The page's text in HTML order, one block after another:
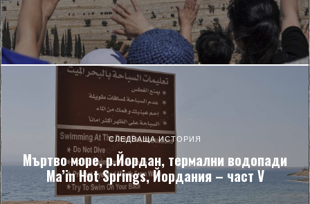
СЛЕДВАЩА ИСТОРИЯ
Мъртво море, р.Йордан, термални водопади
Ma’in Hot Springs, Йордания – част V